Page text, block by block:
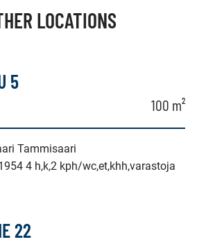
LOCATIONS
5
100 m²
Tammisaari
4 h,k,2 kph/wc,et,khh,varastoja
22